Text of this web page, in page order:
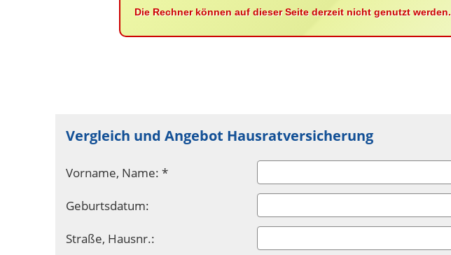
Die Rechner können auf dieser Seite derzeit nicht genutzt werden.
Vergleich und Angebot Hausratversicherung
Vorname, Name: *
Geburtsdatum:
Straße, Hausnr.: